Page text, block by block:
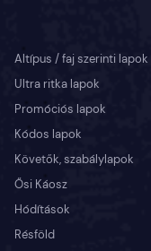
Altípus / faj szerinti lapok
Ultra ritka lapok
Promóciós lapok
Kódos lapok
Követők, szabálylapok
Ősi Káosz
Hódítások
Résföld